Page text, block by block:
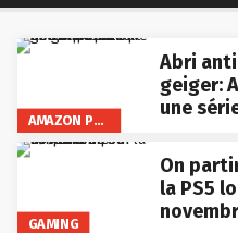
AMAZON PRIME VIDEO
Abri
geiger:
une
GAMING
On
la PS5